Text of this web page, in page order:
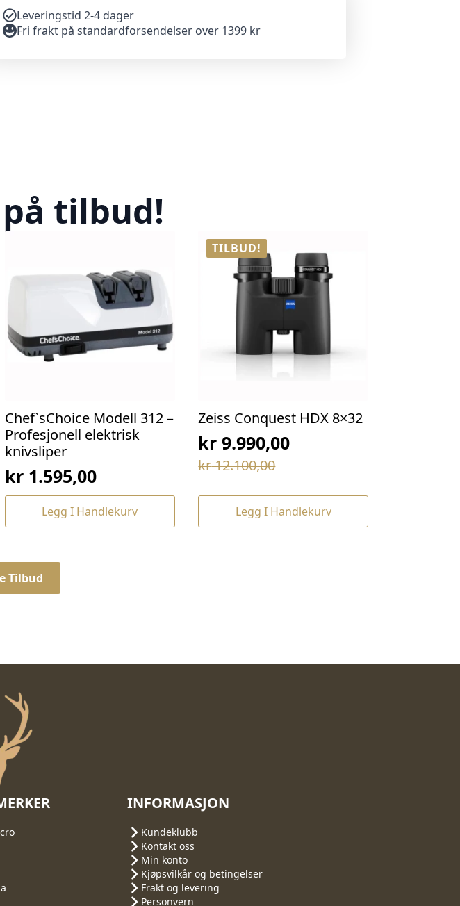
Leveringstid 2-4 dager
Fri frakt på standardforsendelser over 1399 kr
tilbud!
Chef`sChoice Modell 312 –
Profesjonell elektrisk
knivsliper
kr1.595,00
Legg I Handlekurv
TILBUD!
Zeiss Conquest HDX 8×32
kr12.100,00
Opprinnelig
var:
kr 12.100,00.
kr 9.990,00
Nåværende
er:
kr 9.990,00.
Legg I Handlekurv
Tilbud
INFORMASJON
Kundeklubb
Kontakt oss
Min konto
Kjøpsvilkår og betingelser
Frakt og levering
Personvern